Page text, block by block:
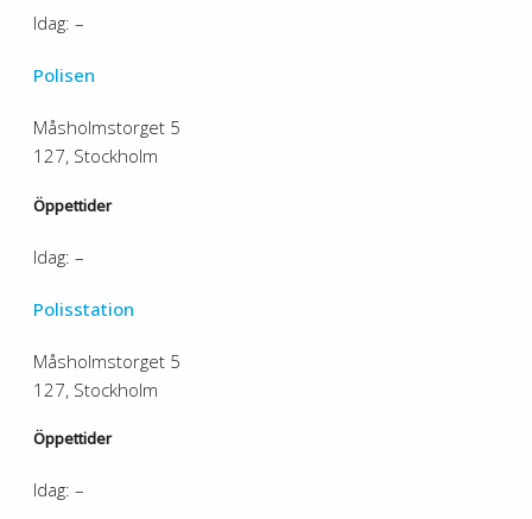
Idag: –
Polisen
Måsholmstorget 5
127, Stockholm
Öppettider
Idag: –
Polisstation
Måsholmstorget 5
127, Stockholm
Öppettider
Idag: –